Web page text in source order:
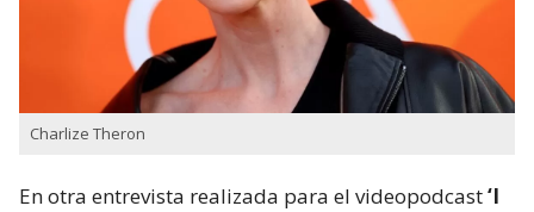
Charlize Theron
En otra entrevista realizada para el videopodcast‘I